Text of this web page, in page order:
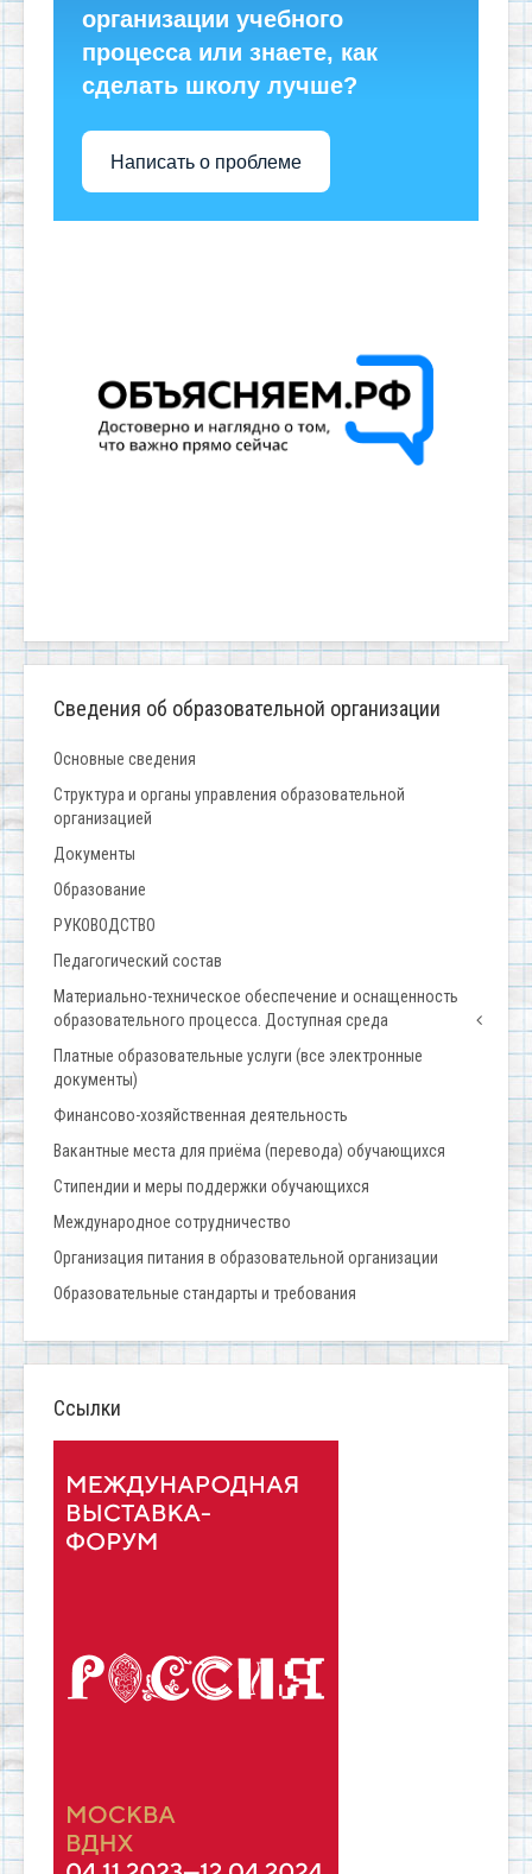
организации учебного
процесса или знаете, как
сделать школу лучше?
Написать о проблеме
Сведения об образовательной организации
Основные сведения
Структура и органы управления образовательной
организацией
Документы
Образование
РУКОВОДСТВО
Педагогический состав
Материально-техническое обеспечение и оснащенность
образовательного процесса. Доступная среда
Платные образовательные услуги (все электронные
документы)
Финансово-хозяйственная деятельность
Вакантные места для приёма (перевода) обучающихся
Стипендии и меры поддержки обучающихся
Международное сотрудничество
Организация питания в образовательной организации
Образовательные стандарты и требования
Ссылки